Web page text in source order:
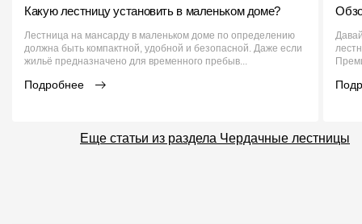
Какую лестницу установить в маленьком доме?
Лестница на мансарду в маленьком доме по определению
должна быть компактной, удобной и безопасной. Даже если
жильё предназначено для временного пребыв...
Подробнее
Еще статьи из раздела Чердачные лестницы